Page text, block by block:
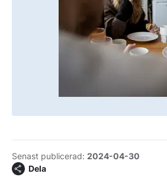
Senast publicerad: 2024-04-30
Dela